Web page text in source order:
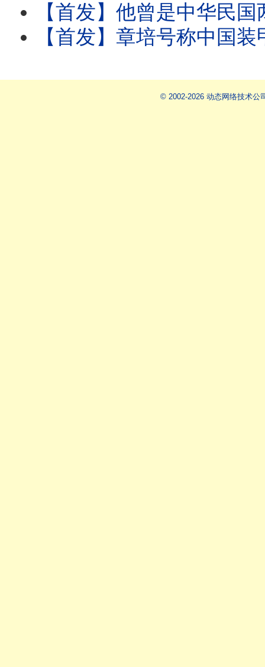
【首发】他曾是中华民国两任大总统+三任副总统，然而自己
【首发】章培号称中国装甲兵之父，章乃器更是毛泽东划定的四大右
© 2002-2026 动态网络技术公